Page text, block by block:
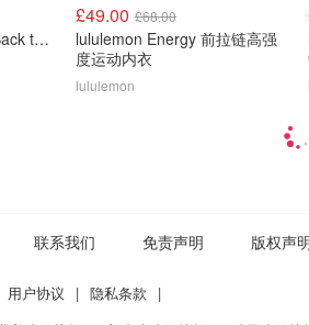
lululemon Lululemon Back to Life 运动水瓶 24oz 吸管盖
£49.00 £68.00
lululemon Energy 前拉链高强
度运动内衣
lululemon
联系我们 免责声明 版权声
用户协议 | 隐私条款
|